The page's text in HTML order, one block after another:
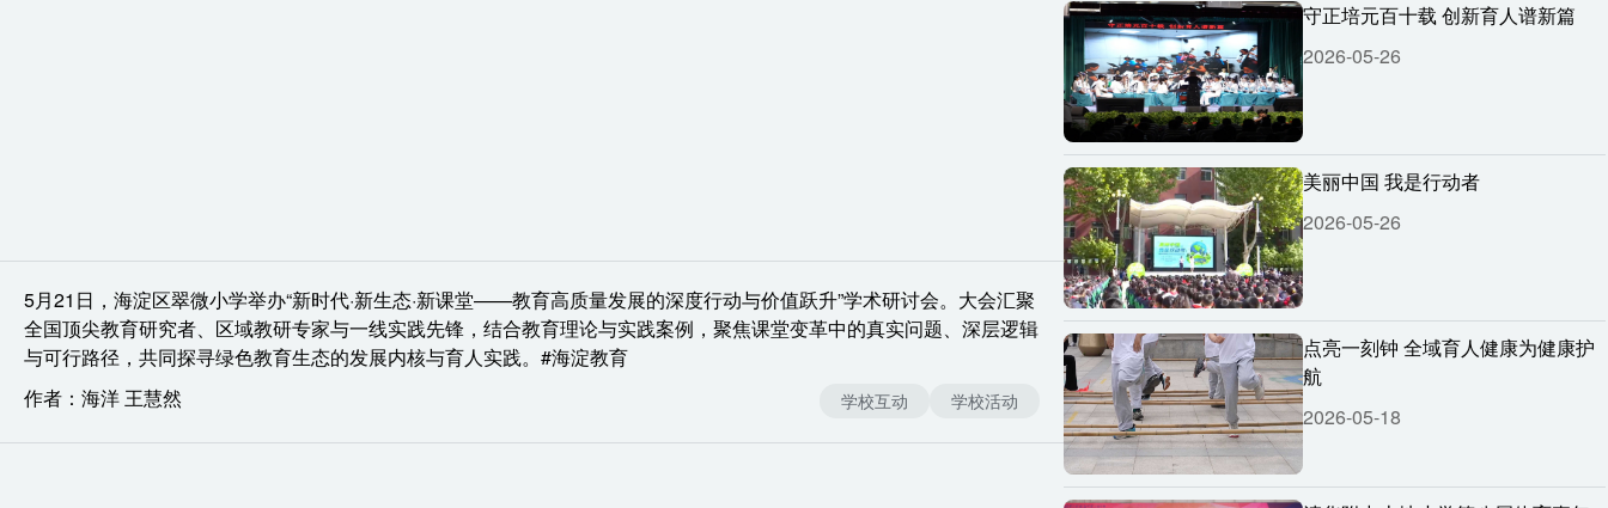
5月21日，海淀区翠微小学举办“新时代·新生态·新课堂——教育高质量发展的深度行动与价值跃升”学术研讨会。大会汇聚
全国顶尖教育研究者、区域教研专家与一线实践先锋，结合教育理论与实践案例，聚焦课堂变革中的真实问题、深层逻辑
与可行路径，共同探寻绿色教育生态的发展内核与育人实践。#海淀教育
作者：海洋 王慧然
学校互动 学校活动
守正培元百十载 创新育人谱新篇
2026-05-26
美丽中国 我是行动者
2026-05-26
点亮一刻钟 全域育人健康为健康护
航
2026-05-18